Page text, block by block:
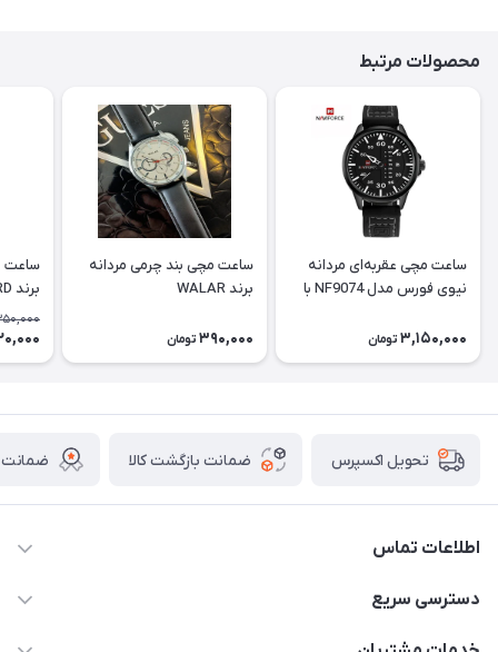
محصولات مرتبط
ساعت مچی عقربه‌ای مردانه
نیوی فورس مدل NF9074 با
3,150,000 تومان
ساعت مچی بند چرمی مردانه
برند WALAR
390,000 تومان
ساعت
برند PASSBIRD
تحویل اکسپرس ضمانت بازگشت کالا ضمانت
اطلاعات تماس
برای دریافت کدرهگیری پیامک دهید 09364926911
دسترسی سریع
حساب کاربری